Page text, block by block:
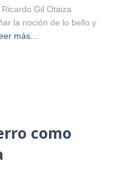
Gil Otaiza
la noción de lo bello y
más…
como